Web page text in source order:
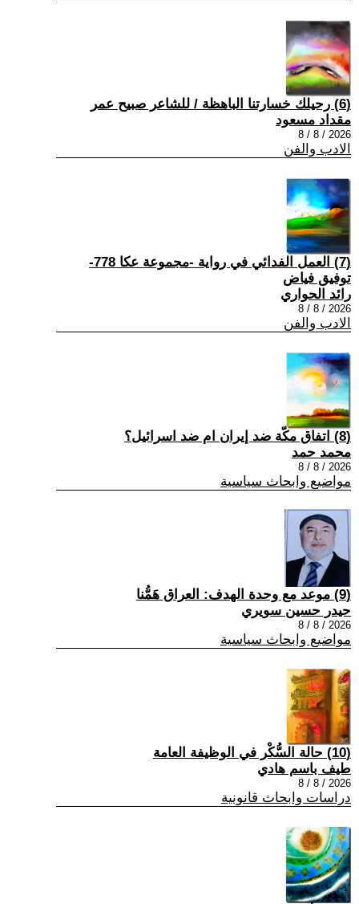
(6) رحيلك خسارتنا الباهظة / للشاعر صبيح عمر
مقداد مسعود
2026 / 8 / 8
الادب والفن
(7) العمل الفدائي في رواية -مجموعة عكا 778-
توفيق فياض
رائد الحواري
2026 / 8 / 8
الادب والفن
(8) اتفاق مكّة ضد إيران ام ضد اسرائيل؟
محمد حمد
2026 / 8 / 8
مواضيع وابحاث سياسية
(9) موعد مع وحدة الهدف: العراق هَمُّنا
حيدر حسين سويري
2026 / 8 / 8
مواضيع وابحاث سياسية
(10) حالة السُّكْر في الوظيفة العامة
طيف باسم هادي
2026 / 8 / 8
دراسات وابحاث قانونية